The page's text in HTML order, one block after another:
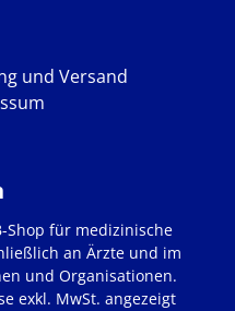
und Versand
Shop für medizinische
an Ärzte und im
und Organisationen.
exkl. MwSt. angezeigt